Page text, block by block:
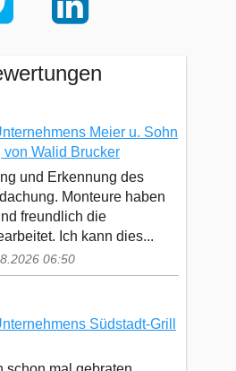
Meier u. Sohn
von Walid Brucker
und Erkennung des
Monteure haben
freundlich die
Ich kann dies...
06:50
Südstadt-Grill